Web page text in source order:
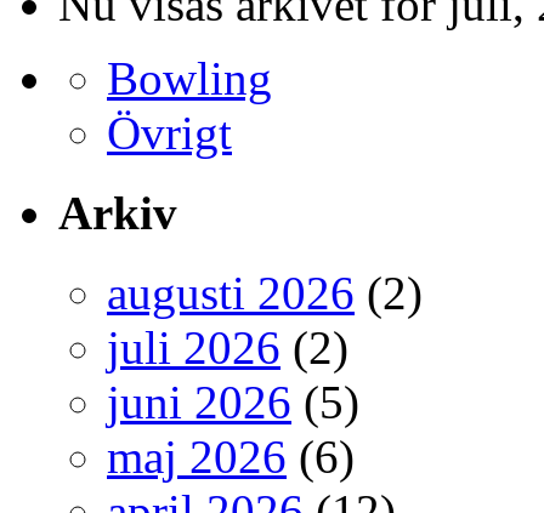
Bowling
Övrigt
Arkiv
augusti 2026 (2)
juli 2026 (2)
juni 2026 (5)
maj 2026 (6)